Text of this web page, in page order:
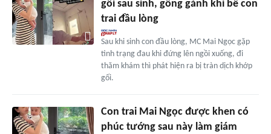
gối sau sinh, gồng gánh khi bế con
trai đầu lòng
Sau khi sinh con đầu lòng, MC Mai Ngọc gặp
tình trạng đau khi đứng lên ngồi xuống, đi
thăm khám thì phát hiện ra bị tràn dịch khớp
gối.
Con trai Mai Ngọc được khen có
phúc tướng sau này làm giám